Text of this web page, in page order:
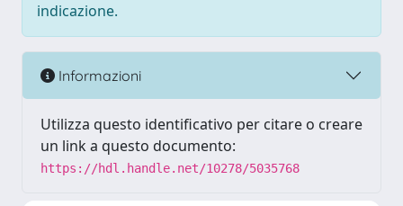
indicazione.
Informazioni
Utilizza questo identificativo per citare o creare
un link a questo documento:
https://hdl.handle.net/10278/5035768